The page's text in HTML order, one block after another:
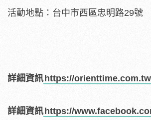
活動地點：台中市西區忠明路29號
詳細資訊https://
詳細資訊https://